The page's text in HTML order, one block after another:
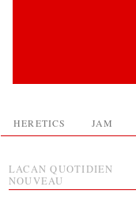
HERETICS JAM
LACAN QUOTIDIEN
NOUVEAU